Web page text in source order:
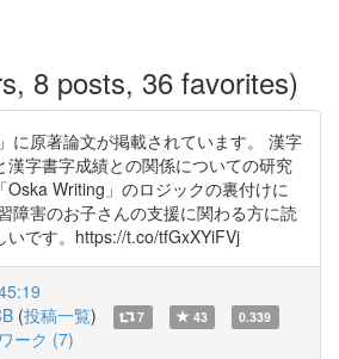
8 posts, 36 favorites)
に原著論文が掲載されています。 漢字
漢字書字成績との関係についての研究
Oska Writing」のロジックの裏付けに
障害のお子さんの支援に関わる方に読
いです。https://t.co/tfGxXYiFVj
(投稿一覧) 7 43 0.339
ーク (7)